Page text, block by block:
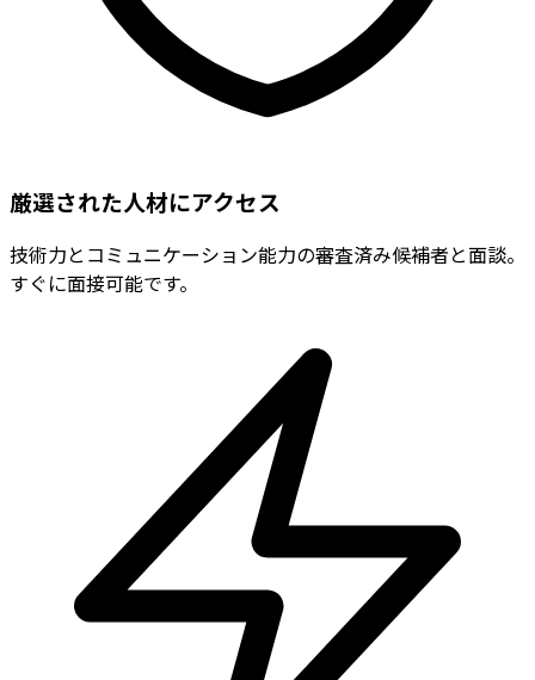
厳選された人材にアクセス
技術力とコミュニケーション能力の審査済み候補者と面談。
すぐに面接可能です。